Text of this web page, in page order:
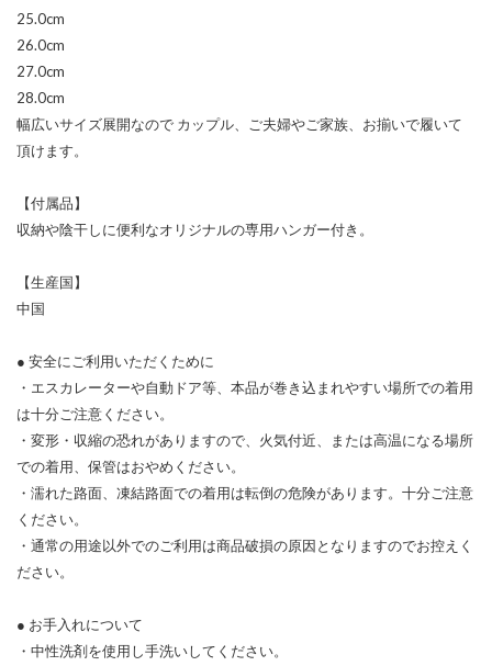
25.0cm
26.0cm
27.0cm
28.0cm
幅広いサイズ展開なので カップル、ご夫婦やご家族、お揃いで履いて
頂けます。
【付属品】
収納や陰干しに便利なオリジナルの専用ハンガー付き。
【生産国】
中国
● 安全にご利用いただくために
・エスカレーターや自動ドア等、本品が巻き込まれやすい場所での着用
は十分ご注意ください。
・変形・収縮の恐れがありますので、火気付近、または高温になる場所
での着用、保管はおやめください。
・濡れた路面、凍結路面での着用は転倒の危険があります。十分ご注意
ください。
・通常の用途以外でのご利用は商品破損の原因となりますのでお控えく
ださい。
● お手入れについて
・中性洗剤を使用し手洗いしてください。